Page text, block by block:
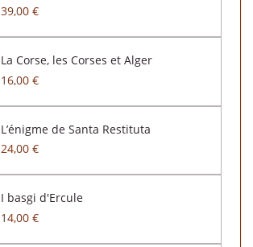
39,00 €
La Corse, les Corses et Alger
16,00 €
L’énigme de Santa Restituta
24,00 €
I basgi d'Ercule
14,00 €